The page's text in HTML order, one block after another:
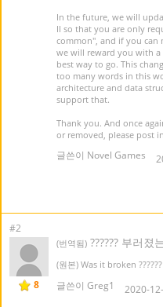
In the future, we will
II so that you are only
common", and if you can
we will reward you with a
best way to go. This
too many words in this
architecture and data
support that.
Thank you. And once
or removed, please post
글쓴이 Novel Games
#2
8
(번역됨) ?????? 부러졌
(원본) Was it broken ??????
글쓴이 Greg1 2020-